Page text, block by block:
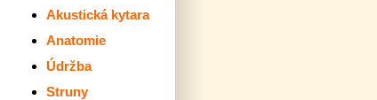
Akustická kytara
Anatomie
Údržba
Struny